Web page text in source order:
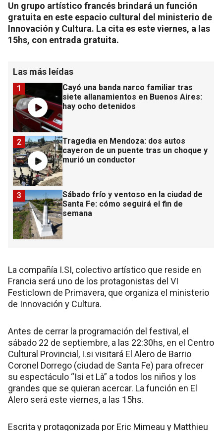
Un grupo artístico francés brindará un función
gratuita en este espacio cultural del ministerio de
Innovación y Cultura. La cita es este viernes, a las
15hs, con entrada gratuita.
Las más leídas
Cayó una banda narco familiar tras
siete allanamientos en Buenos Aires:
hay ocho detenidos
1
Tragedia en Mendoza: dos autos
cayeron de un puente tras un choque y
murió un conductor
2
Sábado frío y ventoso en la ciudad de
Santa Fe: cómo seguirá el fin de
semana
3
La compañía I.SI, colectivo artístico que reside en
Francia será uno de los protagonistas del VI
Festiclown de Primavera, que organiza el ministerio
de Innovación y Cultura.
Antes de cerrar la programación del festival, el
sábado 22 de septiembre, a las 22:30hs, en el Centro
Cultural Provincial, I.si visitará El Alero de Barrio
Coronel Dorrego (ciudad de Santa Fe) para ofrecer
su espectáculo “Isi et Là” a todos los niños y los
grandes que se quieran acercar. La función en El
Alero será este viernes, a las 15hs.
Escrita y protagonizada por Eric Mimeau y Matthieu